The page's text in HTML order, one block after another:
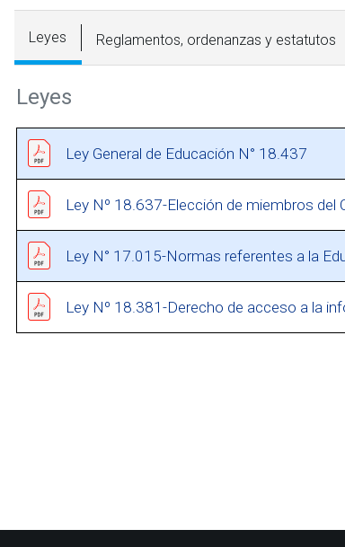
Leyes Reglamentos, ordenanzas y estatutos
Leyes
Ley General de Educación N° 18.437
Ley Nº 18.637-Elección de miembros
Ley N° 17.015-Normas referentes a la
Ley Nº 18.381-Derecho de acceso a la